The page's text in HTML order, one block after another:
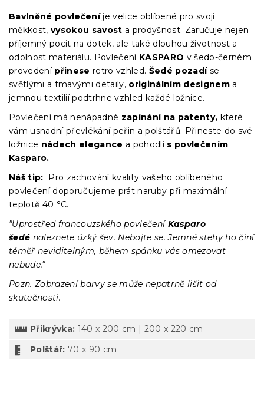
Bavlněné povlečeníje velice oblíbené pro svoji
měkkost, vysokou savost a prodyšnost. Zaručuje nejen
příjemný pocit na dotek, ale také dlouhou životnost a
odolnost materiálu. Povlečení KASPARO v šedo-černém
provedení přinese retro vzhled. Šedé pozadí se
světlými a tmavými detaily, originálním designem a
jemnou textilií podtrhne vzhled každé ložnice.
Povlečení má nenápadné zapínání na patenty, které
vám usnadní převlékání peřin a polštářů. Přineste do své
ložnice nádech elegance a pohodlí s povlečením
Kasparo.
Náš tip: Pro zachování kvality vašeho oblíbeného
povlečení doporučujeme prát naruby při maximální
teplotě 40 °C.
"Uprostřed francouzského povlečení Kasparo
šedé naleznete úzký šev. Nebojte se. Jemné stehy ho činí
téměř neviditelným, během spánku vás omezovat
nebude."
Pozn. Zobrazení barvy se může nepatrně lišit od
skutečnosti.
Přikrývka: 140 x 200 cm | 200 x 220 cm
Polštář: 70 x 90 cm